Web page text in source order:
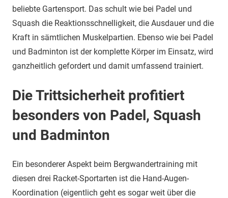
beliebte Gartensport. Das schult wie bei Padel und
Squash die Reaktionsschnelligkeit, die Ausdauer und die
Kraft in sämtlichen Muskelpartien. Ebenso wie bei Padel
und Badminton ist der komplette Körper im Einsatz, wird
ganzheitlich gefordert und damit umfassend trainiert.
Die Trittsicherheit profitiert
besonders von Padel, Squash
und Badminton
Ein besonderer Aspekt beim Bergwandertraining mit
diesen drei Racket-Sportarten ist die Hand-Augen-
Koordination (eigentlich geht es sogar weit über die